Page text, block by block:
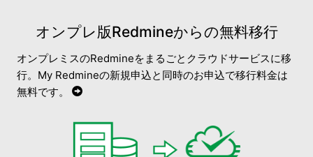
オンプレ版Redmineからの無料移行
オンプレミスのRedmineをまるごとクラウドサービスに移
行。My Redmineの新規申込と同時のお申込で移行料金は
無料です。